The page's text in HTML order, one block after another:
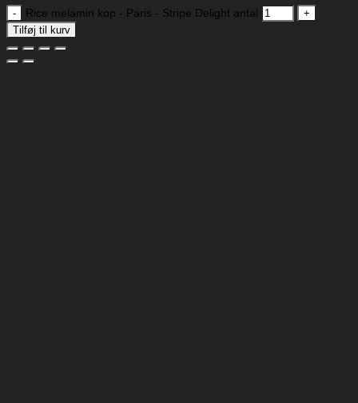
Rice melamin kop - Paris - Stripe Delight antal
Tilføj til kurv